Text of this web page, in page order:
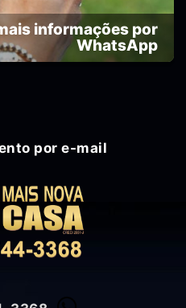
informações por
WhatsApp
por e-mail